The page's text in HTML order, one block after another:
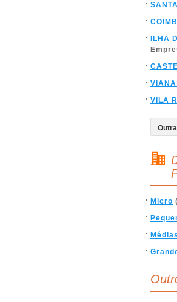
ILHA
VILA
Micro
Médias